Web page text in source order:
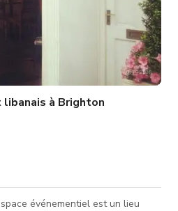
à Brighton
événementiel est un lieu